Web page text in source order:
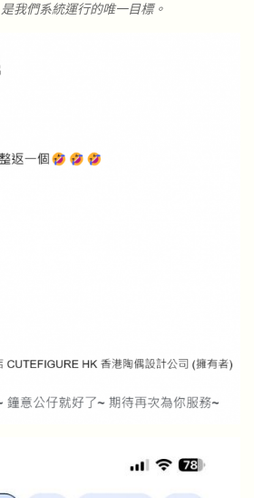
我們系統運行的唯一目標。